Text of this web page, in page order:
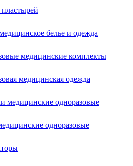
белье и одежда
медицинские комплекты
медицинская одежда
медицинские одноразовые
одноразовые